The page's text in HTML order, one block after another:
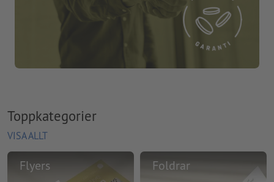
Toppkategorier
VISA ALLT
Flyers Foldrar